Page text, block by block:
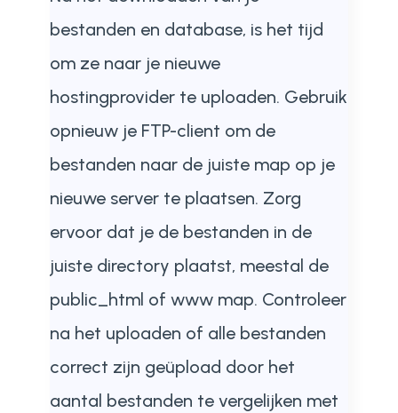
bestanden en database, is het tijd
om ze naar je nieuwe
hostingprovider te uploaden. Gebruik
opnieuw je FTP-client om de
bestanden naar de juiste map op je
nieuwe server te plaatsen. Zorg
ervoor dat je de bestanden in de
juiste directory plaatst, meestal de
public_html of www map. Controleer
na het uploaden of alle bestanden
correct zijn geüpload door het
aantal bestanden te vergelijken met